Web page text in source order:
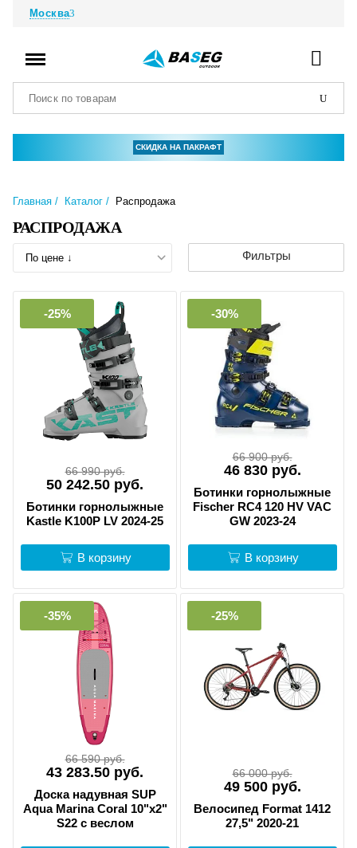
Москва
СКИДКА НА ПАКРАФТ
Главная Каталог Распродажа
РАСПРОДАЖА
Фильтры
-25%
66 990 руб.
50 242.50 руб.
Ботинки горнолыжные
Kastle K100P LV 2024-25
В корзину
-30%
66 900 руб.
46 830 руб.
Ботинки горнолыжные
Fischer RC4 120 HV VAC
GW 2023-24
В корзину
-35%
66 590 руб.
43 283.50 руб.
Доска надувная SUP
Aqua Marina Coral 10"х2"
S22 с веслом
-25%
66 000 руб.
49 500 руб.
Велосипед Format 1412
27,5" 2020-21